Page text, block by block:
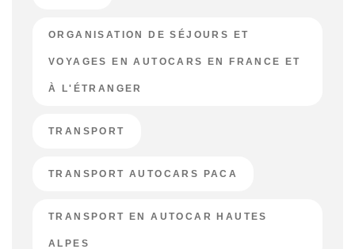
ORGANISATION DE SÉJOURS ET
VOYAGES EN AUTOCARS EN FRANCE ET
À L'ÉTRANGER
TRANSPORT
TRANSPORT AUTOCARS PACA
TRANSPORT EN AUTOCAR HAUTES
ALPES